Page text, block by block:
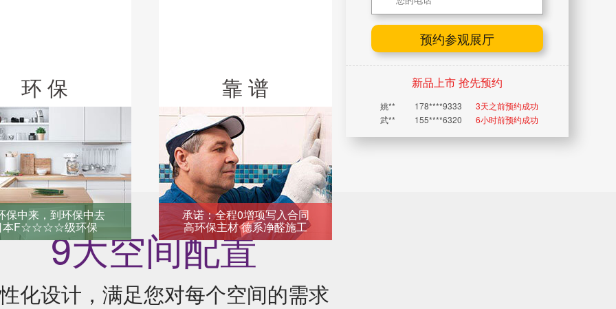
环 保
保中来，到环保中去
本F☆☆☆☆级环保
靠 谱
承诺：全程0增项写入合同
高环保主材 德系净醛施工
预约参观展厅
新品上市 抢先预约
李**
130****7168
1天之前预约成功
颜**
188****1066
2天之前预约成功
祁**
186****1376
2天之前预约成功
9大空间配置
化设计，满足您对每个空间的需求